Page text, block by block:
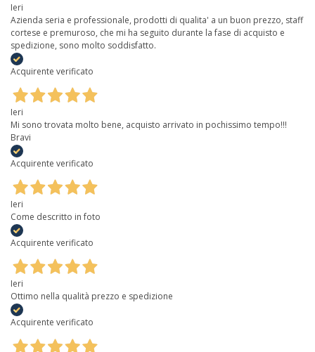
Ieri
Azienda seria e professionale, prodotti di qualita' a un buon prezzo, staff
cortese e premuroso, che mi ha seguito durante la fase di acquisto e
spedizione, sono molto soddisfatto.
Acquirente verificato
Ieri
Mi sono trovata molto bene, acquisto arrivato in pochissimo tempo!!!
Bravi
Acquirente verificato
Ieri
Come descritto in foto
Acquirente verificato
Ieri
Ottimo nella qualità prezzo e spedizione
Acquirente verificato